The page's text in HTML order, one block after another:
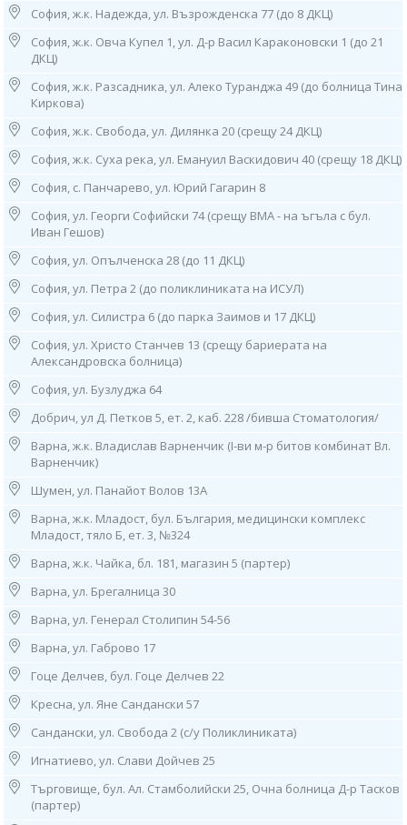
BRAF генна мутация
Генът BRAF (B-RAF ген) кодира специална протеин киназа - серин/
треонин киназата B-Raf, която също така регулира важен сигнален път
за делене и диференциация на клетките. Мутациите в гена BRAF могат
трайно да активират сигналния път и по този начин да допринесат за
развитието на колоректален карцином, например.
тумори, е особено често срещана в туморните клетки. Около 8 до 10
процента от всички пациенти с метастатичен колоректален рак са
засегнати.
BRAF инхибиторите могат да блокират сигналния път и по този начин
да индуцират апоптоза на туморни клетки.
Колко надежден е тестът ColoAlert?
Анализирайки тези биомаркери, ColoAlert постига чувствителност от
85 % и специфичност от 92 %. Както при всяка диагностична
процедура, могат да се появят както фалшиво отрицателни, така и
фалшиво положителни резултати от теста.
Какво трябва да направя в случай на положителен резултат?
В случай на положителен резултат от теста не трябва да се
предприемат никакви терапевтични мерки без предварителна
консултация с лекуващия терапевт.
Важно - как да се подготвите за изследването?
За лабораторния анализ се предоставя биологична проба от фецес.
Препоръчва се в 2-седмичния период преди нейното вземане да не се
приемат антибиотични и пробиотични лекарствени средства, тъй като
могат да повлияят на изследването.
Необходимо е първо да вземете необходимия комплект
ColoAlert за тестването - на място от следните адреси на
лабораторията, като предоставите номер на ваучер:
София, жк. Младост 2, бл. 261 Д;
София, ул. Бузлуджа 64;
Варна, ул. "Габрово" 17;
Гоце Делчев, бул. "Гоце Делчев" 22.
За лабораторния анализ се предоставя биологична проба от
фецес. Препоръчва се в 2-седмичния период преди нейното вземане
да не се приемат антибиотични и пробиотични лекарствени средства,
тъй като могат да повлияят на изследването.
След вземане на пробата, може да я занесете за изследване във всяка
една лаборатория на Кандиларов.
Срокът за изработване на изследването e 20 работни дни. Резултатите
ще бъдат изписани на английски език.
София, ж.к. Надежда, ул. Възрожденска 77 (до 8 ДКЦ)
София, ж.к. Овча Купел 1, ул. Д-р Васил Караконовски 1 (до 21
ДКЦ)
София, ж.к. Разсадника, ул. Алеко Туранджа 49 (до болница Тина
Киркова)
София, ж.к. Свобода, ул. Дилянка 20 (срещу 24 ДКЦ)
София, ж.к. Суха река, ул. Емануил Васкидович 40 (срещу 18 ДКЦ)
София, с. Панчарево, ул. Юрий Гагарин 8
София, ул. Георги Софийски 74 (срещу ВМА - на ъгъла с бул.
Иван Гешов)
София, ул. Опълченска 28 (до 11 ДКЦ)
София, ул. Петра 2 (до поликлиниката на ИСУЛ)
София, ул. Силистра 6 (до парка Заимов и 17 ДКЦ)
София, ул. Христо Станчев 13 (срещу бариерата на
Александровска болница)
София, ул. Бузлуджа 64
Добрич, ул Д. Петков 5, ет. 2, каб. 228 /бивша Стоматология/
Варна, ж.к. Владислав Варненчик (I-ви м-р битов комбинат Вл.
Варненчик)
Шумен, ул. Панайот Волов 13А
Варна, ж.к. Младост, бул. България, медицински комплекс
Младост, тяло Б, ет. 3, №324
Варна, ж.к. Чайка, бл. 181, магазин 5 (партер)
Варна, ул. Брегалница 30
Варна, ул. Генерал Столипин 54-56
Варна, ул. Габрово 17
Гоце Делчев, бул. Гоце Делчев 22
Кресна, ул. Яне Сандански 57
Сандански, ул. Свобода 2 (с/у Поликлиниката)
Игнатиево, ул. Слави Дойчев 25
Търговище, бул. Ал. Стамболийски 25, Очна болница Д-р Тасков
(партер)